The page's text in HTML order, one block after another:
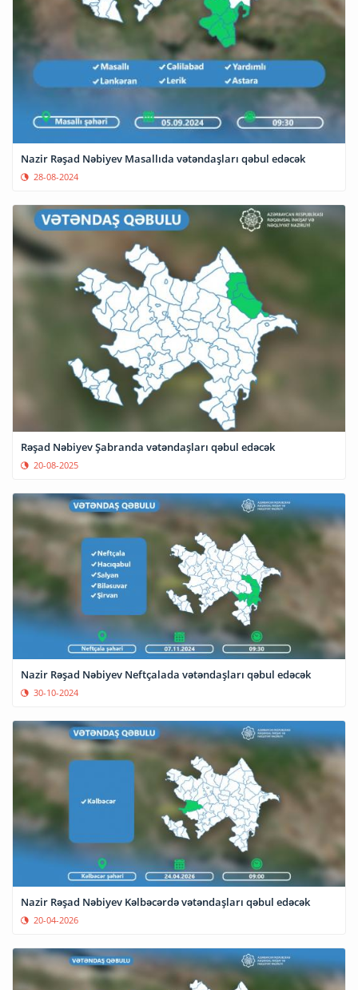
Nazir Rəşad Nəbiyev Masallıda vətəndaşları qəbul edəcək
28-08-2024
Rəşad Nəbiyev Şabranda vətəndaşları qəbul edəcək
20-08-2025
Nazir Rəşad Nəbiyev Neftçalada vətəndaşları qəbul edəcək
30-10-2024
Nazir Rəşad Nəbiyev Kəlbəcərdə vətəndaşları qəbul edəcək
20-04-2026